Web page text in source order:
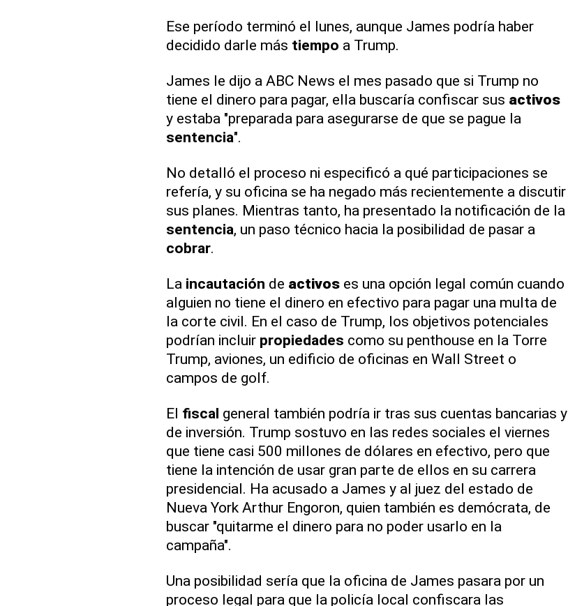
Ese período terminó el lunes, aunque James podría haber
decidido darle más tiempo a Trump.
James le dijo a ABC News el mes pasado que si Trump no
tiene el dinero para pagar, ella buscaría confiscar sus activos
y estaba "preparada para asegurarse de que se pague la
sentencia".
No detalló el proceso ni especificó a qué participaciones se
refería, y su oficina se ha negado más recientemente a discutir
sus planes. Mientras tanto, ha presentado la notificación de la
sentencia, un paso técnico hacia la posibilidad de pasar a
cobrar.
La incautación de activoses una opción legal común cuando
alguien no tiene el dinero en efectivo para pagar una multa de
la corte civil. En el caso de Trump, los objetivos potenciales
podrían incluir propiedades como su penthouse en la Torre
Trump, aviones, un edificio de oficinas en Wall Street o
campos de golf.
El fiscal general también podría ir tras sus cuentas bancarias y
de inversión. Trump sostuvo en las redes sociales el viernes
que tiene casi 500 millones de dólares en efectivo, pero que
tiene la intención de usar gran parte de ellos en su carrera
presidencial. Ha acusado a James y al juez del estado de
Nueva York Arthur Engoron, quien también es demócrata, de
buscar "quitarme el dinero para no poder usarlo en la
campaña".
Una posibilidad sería que la oficina de James pasara por un
proceso legal para que la policía local confiscara las